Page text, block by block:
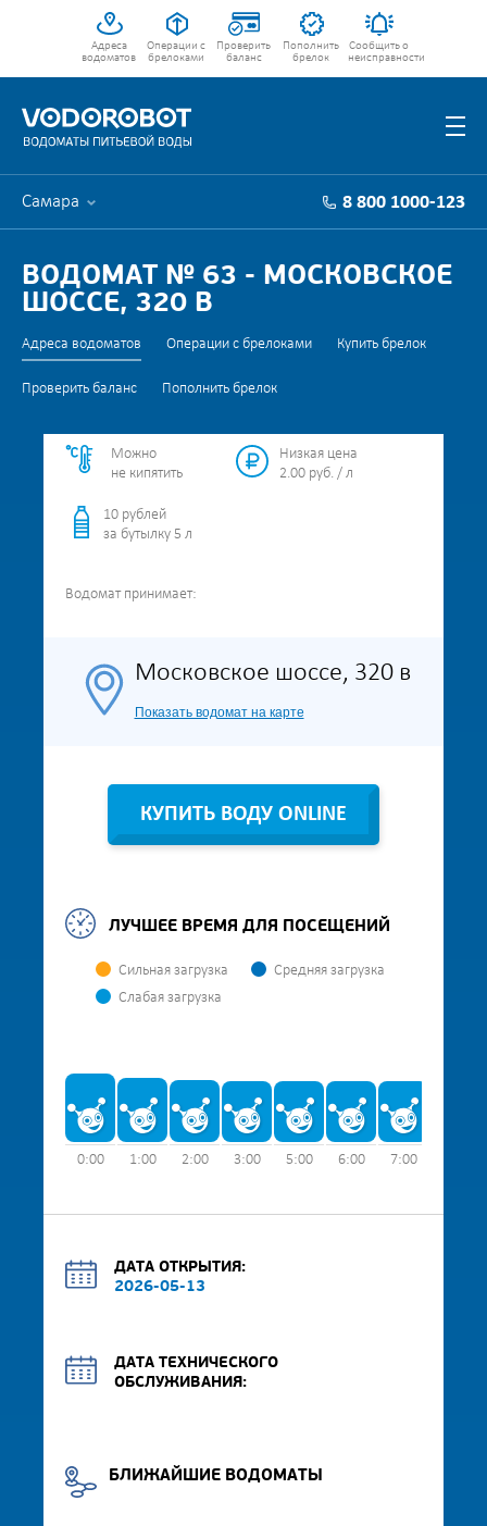
Адреса
водоматов
Операции с
брелоками
Проверить
баланс
Пополнить
брелок
Сообщить о
неисправности
Самара 8 800 1000-123
ВОДОМАТ № 63 - МОСКОВСКОЕ
ШОССЕ, 320 В
Адреса водоматов Операции с брелоками Купить брелок
Проверить баланс Пополнить брелок
Можно
не кипятить
Низкая цена
2.00 руб. / л
10 рублей
за бутылку 5 л
Водомат принимает:
Московское шоссе, 320 в
Показать водомат на карте
КУПИТЬ ВОДУ ONLINE
ЛУЧШЕЕ ВРЕМЯ ДЛЯ ПОСЕЩЕНИЙ
Сильная загрузка
Средняя загрузка
Слабая загрузка
0:00 1:00 2:00 3:00 5:00 6:00 7:00
ДАТА ОТКРЫТИЯ:
2026-05-13
ДАТА ТЕХНИЧЕСКОГО
ОБСЛУЖИВАНИЯ:
БЛИЖАЙШИЕ ВОДОМАТЫ